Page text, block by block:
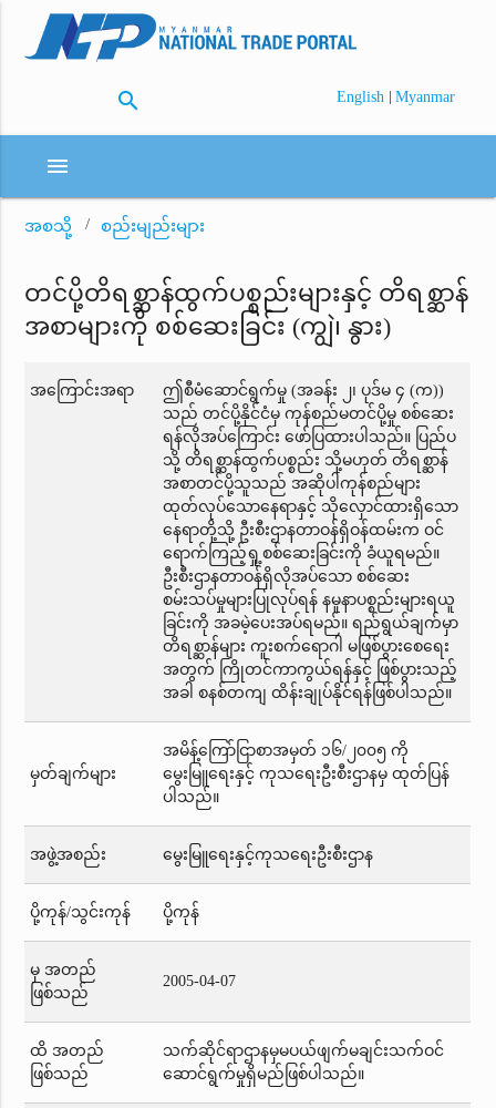
search English | Myanmar
menu
အစသို့ စည်းမျည်းများ
တင်ပို့တိရစ္ဆာန်ထွက်ပစ္စည်းများနှင့် တိရစ္ဆာန်
အစာများကို စစ်ဆေးခြင်း (ကျွဲ၊ နွား)
အကြောင်းအရာ
ဤစီမံဆောင်ရွက်မှု (အခန်း ၂၊ ပုဒ်မ ၄ (က))
သည် တင်ပို့နိုင်ငံမှ ကုန်စည်မတင်ပို့မှု စစ်ဆေး
ရန်လိုအပ်ကြောင်း ဖော်ပြထားပါသည်။ ပြည်ပ
သို့ တိရစ္ဆာန်ထွက်ပစ္စည်း သို့မဟုတ် တိရစ္ဆာန်
အစာတင်ပို့သူသည် အဆိုပါကုန်စည်များ
ထုတ်လုပ်သောနေရာနှင့် သိုလှောင်ထားရှိသော
နေရာတို့သို့ ဦးစီးဌာနတာဝန်ရှိဝန်ထမ်းက ဝင်
ရောက်ကြည့်ရှု့စစ်ဆေးခြင်းကို ခံယူရမည်။
ဦးစီးဌာနတာဝန်ရှိလိုအပ်သော စစ်ဆေး
စမ်းသပ်မှုများပြုလုပ်ရန် နမူနာပစ္စည်းများရယူ
ခြင်းကို အခမဲ့ပေးအပ်ရမည်။ ရည်ရွယ်ချက်မှာ
တိရစ္ဆာန်များ ကူးစက်ရောဂါ မဖြစ်ပွားစေရေး
အတွက် ကြိုတင်ကာကွယ်ရန်နှင့် ဖြစ်ပွားသည့်
အခါ စနစ်တကျ ထိန်းချုပ်နိုင်ရန်ဖြစ်ပါသည်။
မှတ်ချက်များ
အမိန့်ကြော်ငြာစာအမှတ် ၁၆/၂၀၀၅ ကို
မွေးမြူရေးနှင့် ကုသရေးဦးစီးဌာနမှ ထုတ်ပြန်
ပါသည်။
အဖွဲ့အစည်း မွေးမြူရေးနှင့်ကုသရေးဦးစီးဌာန
ပို့ကုန်/သွင်းကုန် ပို့ကုန်
မှ အတည်
ဖြစ်သည်
2005-04-07
ထိ အတည်
ဖြစ်သည်
သက်ဆိုင်ရာဌာနမှမပယ်ဖျက်မချင်းသက်ဝင်
ဆောင်ရွက်မှုရှိမည်ဖြစ်ပါသည်။